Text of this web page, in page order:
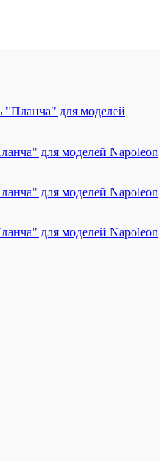
"Планча" для моделей